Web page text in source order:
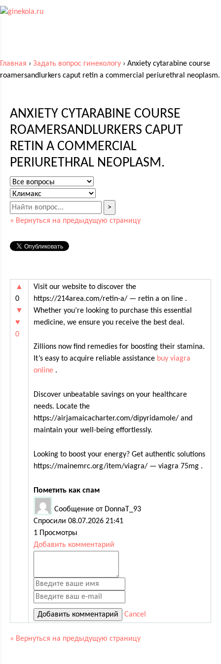
Главная › Задать вопрос гинекологу › Anxiety cytarabine course
roamersandlurkers caput retin a commercial periurethral neoplasm.
ANXIETY CYTARABINE COURSE
ROAMERSANDLURKERS CAPUT
RETIN A COMMERCIAL
PERIURETHRAL NEOPLASM.
>
« Вернуться на предыдущую страницу
▲
0
▼
♥
0
Visit our website to discover the
https://214area.com/retin-a/ — retin a on line .
Whether you’re looking to purchase this essential
medicine, we ensure you receive the best deal.
Zillions now find remedies for boosting their stamina.
It’s easy to acquire reliable assistance buy viagra
online .
Discover unbeatable savings on your healthcare
needs. Locate the
https://airjamaicacharter.com/dipyridamole/ and
maintain your well-being effortlessly.
Looking to boost your energy? Get authentic solutions
https://mainemrc.org/item/viagra/ — viagra 75mg .
Пометить как спам
Сообщение от DonnaT_93
Спросили 08.07.2026 21:41
1 Просмотры
Добавить комментарий
Cancel
« Вернуться на предыдущую страницу